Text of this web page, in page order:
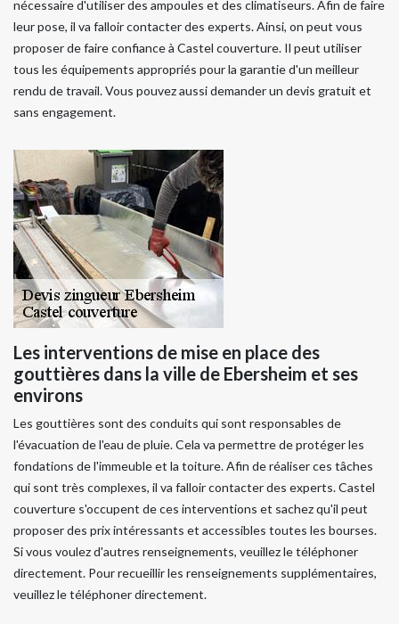
nécessaire d'utiliser des ampoules et des climatiseurs. Afin de faire
leur pose, il va falloir contacter des experts. Ainsi, on peut vous
proposer de faire confiance à Castel couverture. Il peut utiliser
tous les équipements appropriés pour la garantie d'un meilleur
rendu de travail. Vous pouvez aussi demander un devis gratuit et
sans engagement.
Les interventions de mise en place des
gouttières dans la ville de Ebersheim et ses
environs
Les gouttières sont des conduits qui sont responsables de
l'évacuation de l'eau de pluie. Cela va permettre de protéger les
fondations de l'immeuble et la toiture. Afin de réaliser ces tâches
qui sont très complexes, il va falloir contacter des experts. Castel
couverture s'occupent de ces interventions et sachez qu'il peut
proposer des prix intéressants et accessibles toutes les bourses.
Si vous voulez d'autres renseignements, veuillez le téléphoner
directement. Pour recueillir les renseignements supplémentaires,
veuillez le téléphoner directement.